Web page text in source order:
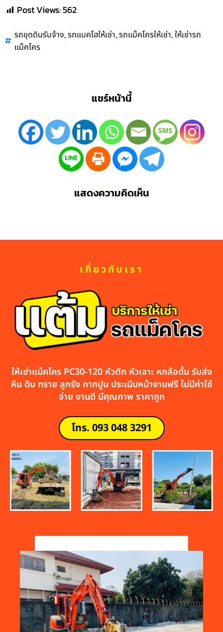
Post Views:562
รถขุดดินรับจ้าง,รถแบคโฮให้เช่า,รถแม็คโครให้เช่า,ให้เช่ารถ
แม็คโคร
แชร์หน้านี้
แสดงความคิดเห็น
เกี่ยวกับเรา
ให้เช่าแม็คโคร PC30-120 หัวตัก หัวเจาะ หกล้อดั้ม รับส่ง
หิน ดิน ทราย ลูกรัง กากปูน ประเมินหน้างานฟรี ไม่มีค่าใช้
จ่าย งานดี มีคุณภาพ ราคาถูก
โทร. 093 048 3291